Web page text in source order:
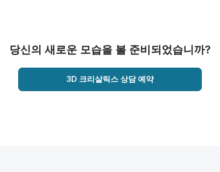
당신의 새로운 모습을 볼 준비되었습니까?
3D 크리살릭스 상담 예약